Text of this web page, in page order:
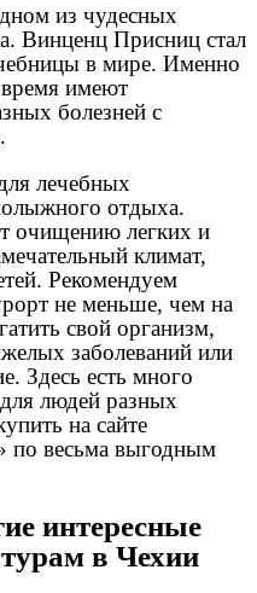
из чудесных
Винценц Присниц стал
в мире. Именно
имеют
болезней с
лечебных
отдыха.
очищению легких и
климат,
Рекомендуем
не меньше, чем на
свой организм,
заболеваний или
Здесь есть много
людей разных
на сайте
по весьма выгодным
интересные
в Чехии